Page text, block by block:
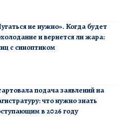
не нужно». Когда будет
и вернется ли жара:
с синоптиком
подача заявлений на
что нужно знать
в 2026 году